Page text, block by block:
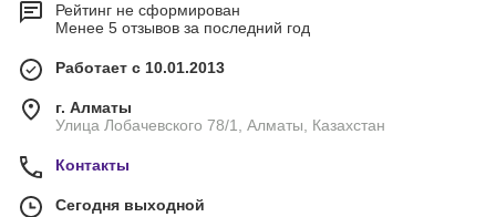
Рейтинг не сформирован
Менее 5 отзывов за последний год
Работает с 10.01.2013
г. Алматы
Улица Лобачевского 78/1, Алматы, Казахстан
Контакты
Сегодня выходной